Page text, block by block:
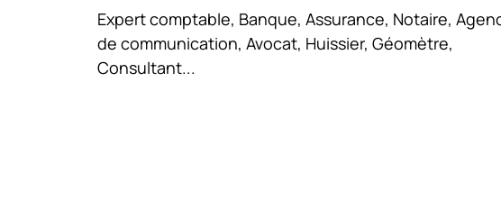
Expert comptable, Banque, Assurance, Notaire,
de communication, Avocat, Huissier, Géomètre,
Consultant...